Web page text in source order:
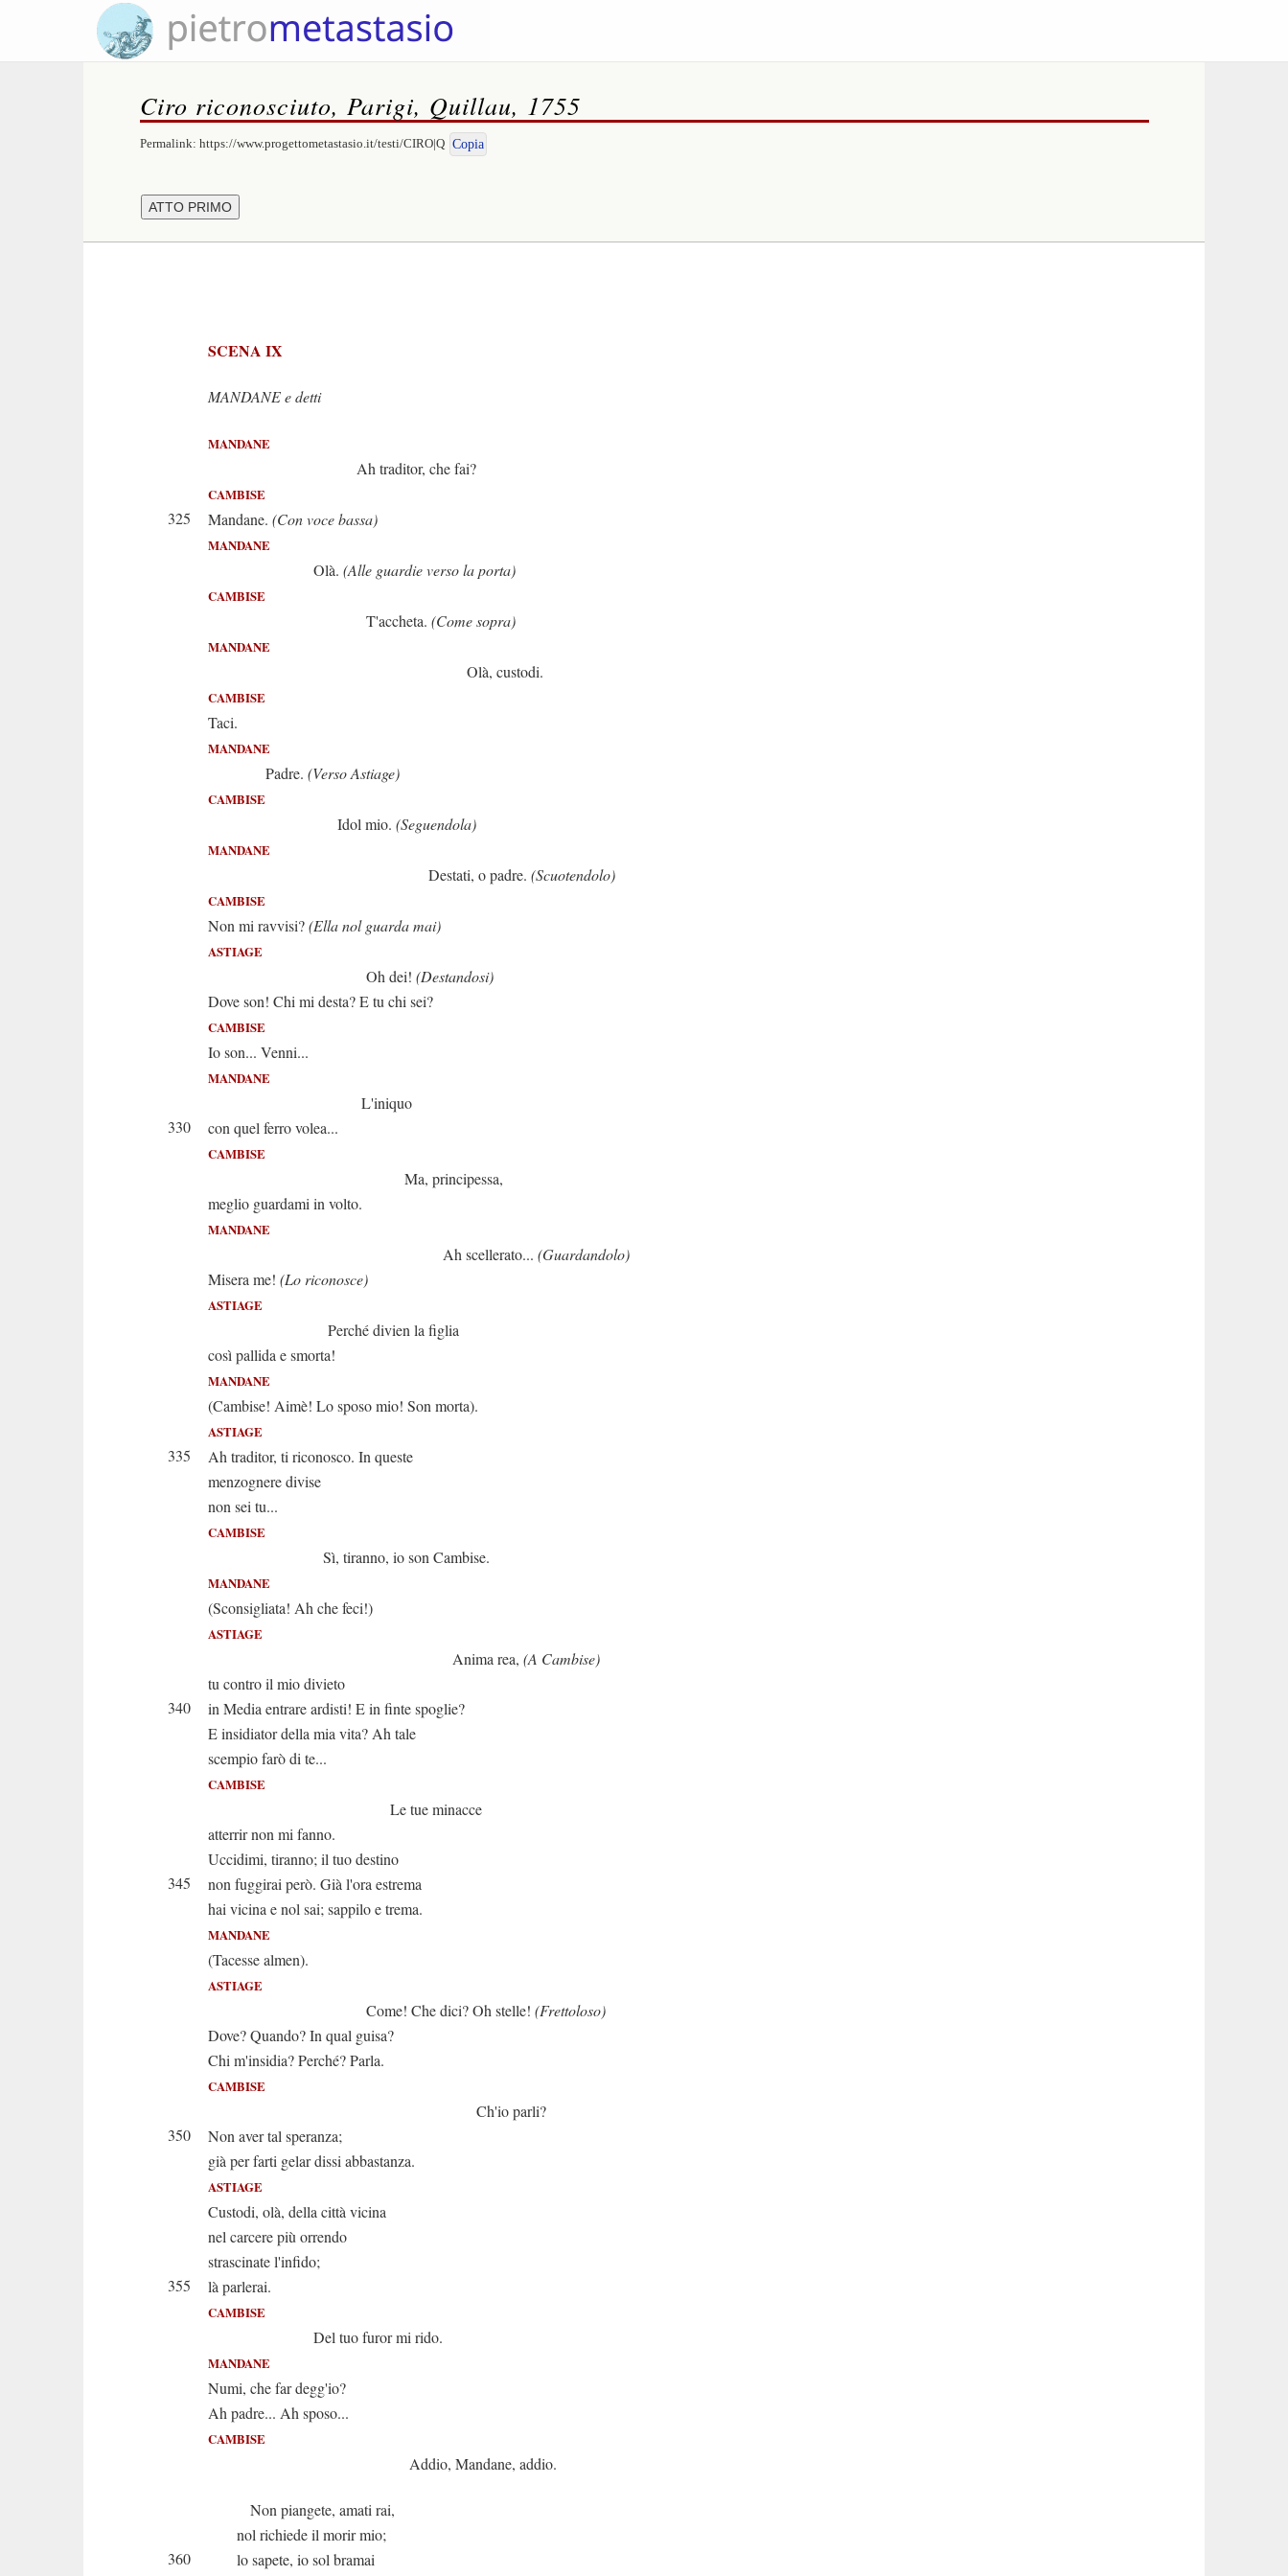
Ciro riconosciuto, Parigi, Quillau, 1755
Permalink: https://www.progettometastasio.it/testi/CIRO|Q Copia
SCENA IX
MANDANE e detti
MANDANE
Ah traditor, che fai?
CAMBISE
325 Mandane. (Con voce bassa)
MANDANE
Olà. (Alle guardie verso la porta)
CAMBISE
T'accheta. (Come sopra)
MANDANE
Olà, custodi.
CAMBISE
Taci.
MANDANE
Padre. (Verso Astiage)
CAMBISE
Idol mio. (Seguendola)
MANDANE
Destati, o padre. (Scuotendolo)
CAMBISE
Non mi ravvisi?(Ella nol guarda mai)
ASTIAGE
Oh dei! (Destandosi)
Dove son! Chi mi desta? E tu chi sei?
CAMBISE
Io son... Venni...
MANDANE
L'iniquo
330
con quel ferro volea...
CAMBISE
Ma, principessa,
meglio guardami in volto.
MANDANE
Ah scellerato... (Guardandolo)
Misera me! (Lo riconosce)
ASTIAGE
Perché divien la figlia
così pallida e smorta!
MANDANE
(Cambise! Aimè! Lo sposo mio! Son morta).
ASTIAGE
335
Ah traditor, ti riconosco. In queste
menzognere divise
non sei tu...
CAMBISE
Sì, tiranno, io son Cambise.
MANDANE
(Sconsigliata! Ah che feci!)
ASTIAGE
Anima rea, (A Cambise)
tu contro il mio divieto
340
in Media entrare ardisti! E in finte spoglie?
E insidiator della mia vita? Ah tale
scempio farò di te...
CAMBISE
Le tue minacce
atterrir non mi fanno.
Uccidimi, tiranno; il tuo destino
345
non fuggirai però. Già l'ora estrema
hai vicina e nol sai; sappilo e trema.
MANDANE
(Tacesse almen).
ASTIAGE
Come! Che dici? Oh stelle! (Frettoloso)
Dove? Quando? In qual guisa?
Chi m'insidia? Perché? Parla.
CAMBISE
Ch'io parli?
350
Non aver tal speranza;
già per farti gelar dissi abbastanza.
ASTIAGE
Custodi, olà, della città vicina
nel carcere più orrendo
strascinate l'infido;
355
là parlerai.
CAMBISE
Del tuo furor mi rido.
MANDANE
Numi, che far degg'io?
Ah padre... Ah sposo...
CAMBISE
Addio, Mandane, addio.
Non piangete, amati rai,
nol richiede il morir mio;
360
lo sapete, io sol bramai